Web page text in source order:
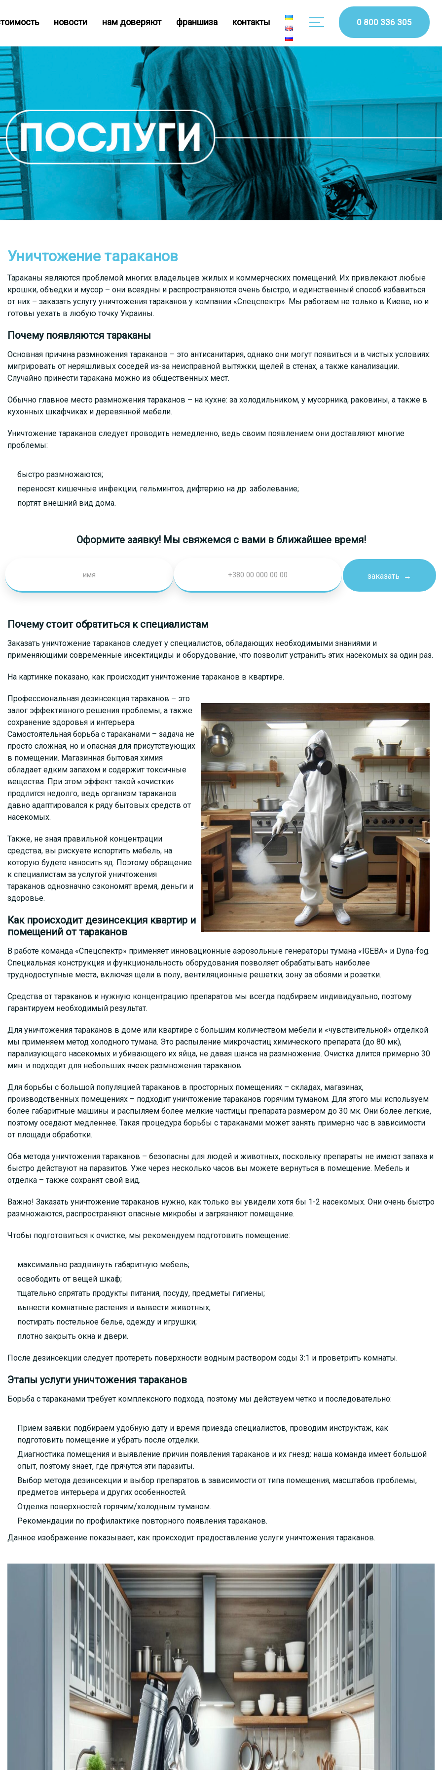
новости нам доверяют франшиза контакты 0 800 336 305
Уничтожение тараканов
Тараканы являются проблемой многих владельцев жилых и коммерческих помещений. Их привлекают любые
крошки, объедки и мусор – они всеядны и распространяются очень быстро, и единственный способ избавиться
от них – заказать услугу уничтожения тараканов у компании «Спецспектр». Мы работаем не только в Киеве, но и
готовы уехать в любую точку Украины.
Почему появляются тараканы
Основная причина размножения тараканов – это антисанитария, однако они могут появиться и в чистых условиях:
мигрировать от неряшливых соседей из-за неисправной вытяжки, щелей в стенах, а также канализации.
Случайно принести таракана можно из общественных мест.
Обычно главное место размножения тараканов – на кухне: за холодильником, у мусорника, раковины, а также в
кухонных шкафчиках и деревянной мебели.
Уничтожение тараканов следует проводить немедленно, ведь своим появлением они доставляют многие
проблемы:
быстро размножаются;
переносят кишечные инфекции, гельминтоз, дифтерию на др. заболевание;
портят внешний вид дома.
Оформите заявку! Мы свяжемся с вами в ближайшее время!
Почему стоит обратиться к специалистам
Заказать уничтожение тараканов следует у специалистов, обладающих необходимыми знаниями и
применяющими современные инсектициды и оборудование, что позволит устранить этих насекомых за один раз.
На картинке показано, как происходит уничтожение тараканов в квартире.
Профессиональная дезинсекция тараканов – это
залог эффективного решения проблемы, а также
сохранение здоровья и интерьера.
Самостоятельная борьба с тараканами – задача не
просто сложная, но и опасная для присутствующих
в помещении. Магазинная бытовая химия
обладает едким запахом и содержит токсичные
вещества. При этом эффект такой «очистки»
продлится недолго, ведь организм тараканов
давно адаптировался к ряду бытовых средств от
насекомых.
Также, не зная правильной концентрации
средства, вы рискуете испортить мебель, на
которую будете наносить яд. Поэтому обращение
к специалистам за услугой уничтожения
тараканов однозначно сэкономят время, деньги и
здоровье.
Как происходит дезинсекция квартир и
помещений от тараканов
В работе команда «Спецспектр» применяет инновационные аэрозольные генераторы тумана «IGEBA» и Dyna-fog.
Специальная конструкция и функциональность оборудования позволяет обрабатывать наиболее
труднодоступные места, включая щели в полу, вентиляционные решетки, зону за обоями и розетки.
Средства от тараканов и нужную концентрацию препаратов мы всегда подбираем индивидуально, поэтому
гарантируем необходимый результат.
Для уничтожения тараканов в доме или квартире с большим количеством мебели и «чувствительной» отделкой
мы применяем метод холодного тумана. Это распыление микрочастиц химического препарата (до 80 мк),
парализующего насекомых и убивающего их яйца, не давая шанса на размножение. Очистка длится примерно 30
мин. и подходит для небольших ячеек размножения тараканов.
Для борьбы с большой популяцией тараканов в просторных помещениях – складах, магазинах,
производственных помещениях – подходит уничтожение тараканов горячим туманом. Для этого мы используем
более габаритные машины и распыляем более мелкие частицы препарата размером до 30 мк. Они более легкие,
поэтому оседают медленнее. Такая процедура борьбы с тараканами может занять примерно час в зависимости
от площади обработки.
Оба метода уничтожения тараканов – безопасны для людей и животных, поскольку препараты не имеют запаха и
быстро действуют на паразитов. Уже через несколько часов вы можете вернуться в помещение. Мебель и
отделка – также сохранят свой вид.
Важно! Заказать уничтожение тараканов нужно, как только вы увидели хотя бы 1-2 насекомых. Они очень быстро
размножаются, распространяют опасные микробы и загрязняют помещение.
Чтобы подготовиться к очистке, мы рекомендуем подготовить помещение:
максимально раздвинуть габаритную мебель;
освободить от вещей шкаф;
тщательно спрятать продукты питания, посуду, предметы гигиены;
вынести комнатные растения и вывести животных;
постирать постельное белье, одежду и игрушки;
плотно закрыть окна и двери.
После дезинсекции следует протереть поверхности водным раствором соды 3:1 и проветрить комнаты.
Этапы услуги уничтожения тараканов
Борьба с тараканами требует комплексного подхода, поэтому мы действуем четко и последовательно:
Прием заявки: подбираем удобную дату и время приезда специалистов, проводим инструктаж, как
подготовить помещение и убрать после отделки.
Диагностика помещения и выявление причин появления тараканов и их гнезд: наша команда имеет большой
опыт, поэтому знает, где прячутся эти паразиты.
Выбор метода дезинсекции и выбор препаратов в зависимости от типа помещения, масштабов проблемы,
предметов интерьера и других особенностей.
Отделка поверхностей горячим/холодным туманом.
Рекомендации по профилактике повторного появления тараканов.
Данное изображение показывает, как происходит предоставление услуги уничтожения тараканов.